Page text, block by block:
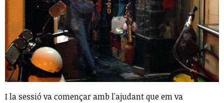
I la sessió va començar amb l'ajudant que em va